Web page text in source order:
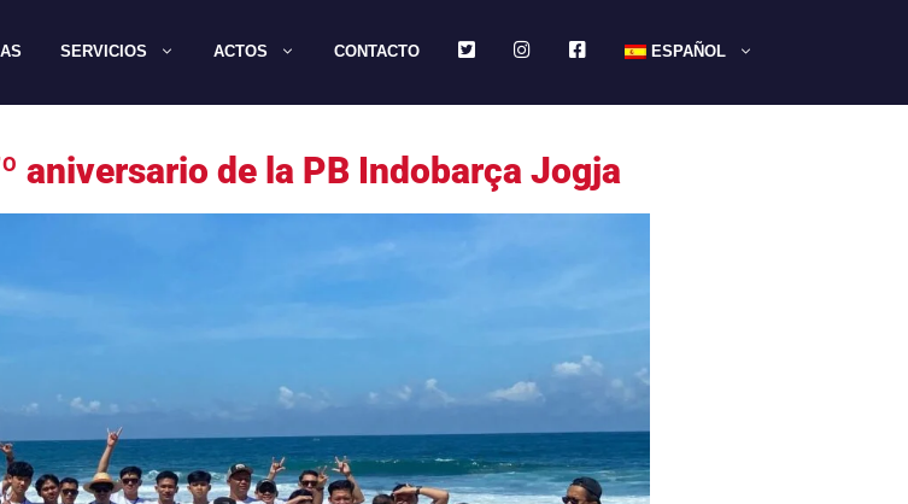
SERVICIOS ACTOS CONTACTO TWITTERINSTAGRAMFACEBOOKESPAÑOL
aniversario de la PB Indobarça Jogja